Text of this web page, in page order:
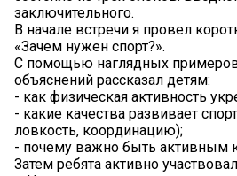
заключительного.
В начале встречи я провел
«Зачем нужен спорт?».
С помощью наглядных
объяснений рассказал детям:
- как физическая активность
- какие качества развивает
ловкость, координацию);
- почему важно быть активным
Затем ребята активно